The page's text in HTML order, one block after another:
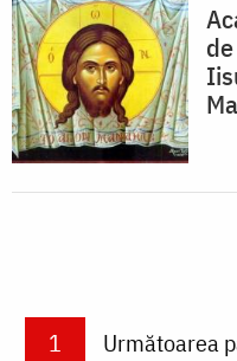
PaginareCurrent page
1 Next page
Următoarea